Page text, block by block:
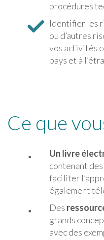
procédures
Identifier les
ou d’autres
vos activités
pays et à
Ce que
Un livre
contenant
faciliter
également
Des
grands
avec des